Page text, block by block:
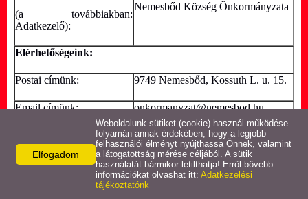
Galéria
Letöltések
VÁLASZTÁSI
INFORMÁCIÓK
(a továbbiakban:
Adatkezelő):
Nemesbőd Község Önkormányzata
Elérhetőségeink:
Postai címünk: 9749 Nemesbőd, Kossuth L. u. 15.
Email címünk: onkormanyzat@nemesbod.hu
+36-94/354-014
Adatvédelmi
tisztviselőnk neve:
HANGANOV Kft.
Elfogadom
Weboldalunk sütiket (cookie) használ működése
folyamán annak érdekében, hogy a legjobb
felhasználói élményt nyújthassa Önnek, valamint
a látogatottság mérése céljából. A sütik
használatát bármikor letilthatja! Erről bővebb
információkat olvashat itt: Adatkezelési
tájékoztatónk